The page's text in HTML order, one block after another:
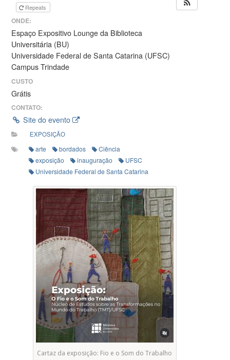
Repeats
ONDE:
Espaço Expositivo Lounge da Biblioteca
Universitária (BU)
Universidade Federal de Santa Catarina (UFSC)
Campus Trindade
CUSTO
Grátis
CONTATO:
Site do evento
EXPOSIÇÃO
arte bordados
Ciência
exposição
inauguração
UFSC
Universidade Federal de Santa Catarina
Cartaz da exposição: Fio e o Som do Trabalho